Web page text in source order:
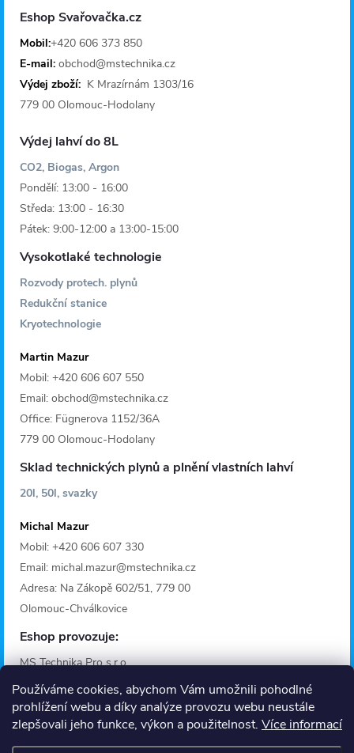
Používáme cookies, abychom Vám umožnili pohodlné
prohlížení webu a díky analýze provozu webu neustále
zlepšovali jeho funkce, výkon a použitelnost. Více informací
Eshop Svařovačka.cz
Mobil:+420 606 373 850
E-mail: obchod@mstechnika.cz
Výdej zboží: K Mrazírnám 1303/16
779 00 Olomouc-Hodolany
Výdej lahví do 8L
CO2, Biogas, Argon
Pondělí: 13:00 - 16:00
Středa: 13:00 - 16:30
Pátek: 9:00-12:00 a 13:00-15:00
Vysokotlaké technologie
Rozvody protech. plynů
Redukční stanice
Kryotechnologie
Martin Mazur
Mobil: +420 606 607 550
Email: obchod@mstechnika.cz
Office: Fügnerova 1152/36A
779 00 Olomouc-Hodolany
Sklad technických plynů a plnění vlastních lahví
20l, 50l, svazky
Michal Mazur
Mobil: +420 606 607 330
Email: michal.mazur@mstechnika.cz
Adresa: Na Zákopě 602/51, 779 00
Olomouc-Chválkovice
Eshop provozuje:
MS Technika Pro s.r.o.
IČO: 28642368
Adresa: Fügnerova 1125/36A
779 00 Olomouc
Provozní doba